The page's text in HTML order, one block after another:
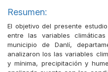
Resumen:
El objetivo del presente
entre las variables
municipio de Danlí,
analizaron los las variables
y mínima, precipitación y